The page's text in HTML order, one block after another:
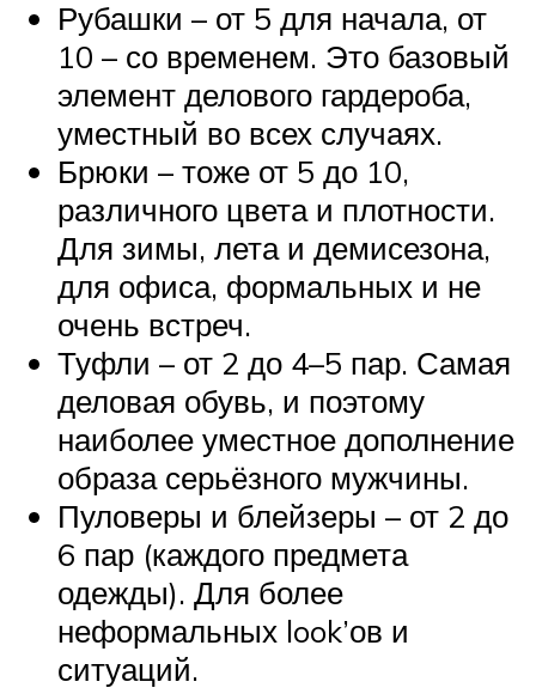
Рубашки – от 5 для начала, от
10 – со временем. Это базовый
элемент делового гардероба,
уместный во всех случаях.
Брюки – тоже от 5 до 10,
различного цвета и плотности.
Для зимы, лета и демисезона,
для офиса, формальных и не
очень встреч.
Туфли – от 2 до 4–5 пар. Самая
деловая обувь, и поэтому
наиболее уместное дополнение
образа серьёзного мужчины.
Пуловеры и блейзеры – от 2 до
6 пар (каждого предмета
одежды). Для более
неформальных look’ов и
ситуаций.